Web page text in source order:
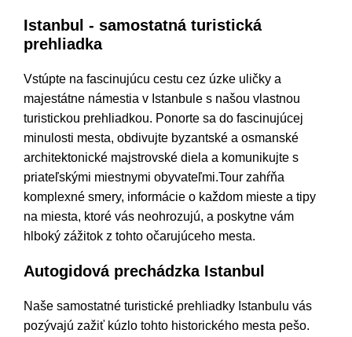
Istanbul - samostatná turistická
prehliadka
Vstúpte na fascinujúcu cestu cez úzke uličky a
majestátne námestia v Istanbule s našou vlastnou
turistickou prehliadkou. Ponorte sa do fascinujúcej
minulosti mesta, obdivujte byzantské a osmanské
architektonické majstrovské diela a komunikujte s
priateľskými miestnymi obyvateľmi.Tour zahŕňa
komplexné smery, informácie o každom mieste a tipy
na miesta, ktoré vás neohrozujú, a poskytne vám
hlboký zážitok z tohto očarujúceho mesta.
Autogidová prechádzka Istanbul
Naše samostatné turistické prehliadky Istanbulu vás
pozývajú zažiť kúzlo tohto historického mesta pešo.